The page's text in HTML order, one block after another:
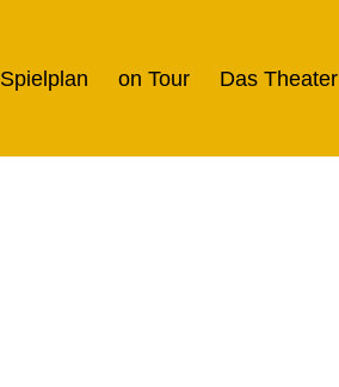
Spielplan on Tour Das Theater